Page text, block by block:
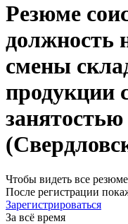
Резюме
должность
смены
продукции
Чтобы видеть все
После регистрации
Зарегистрироваться
За всё время